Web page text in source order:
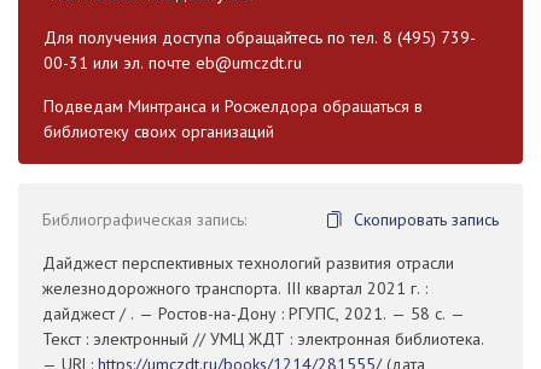
Для получения доступа обращайтесь по тел. 8 (495) 739-
00-31 или эл. почте eb@umczdt.ru
Подведам Минтранса и Росжелдора обращаться в
библиотеку своих организаций
Библиографическая запись:
Скопировать запись
Дайджест перспективных технологий развития отрасли
железнодорожного транспорта. III квартал 2021 г. :
дайджест / . — Ростов-на-Дону : РГУПС, 2021. — 58 с. —
Текст : электронный // УМЦ ЖДТ : электронная библиотека.
— URL: https://umczdt.ru/books/1214/281555/(дата